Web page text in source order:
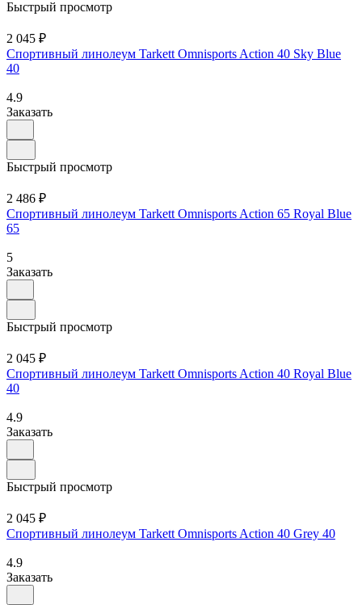
Быстрый просмотр
2 045 ₽
Спортивный линолеум Tarkett Omnisports Action 40 Sky Blue
40
4.9
Заказать
Быстрый просмотр
2 486 ₽
Спортивный линолеум Tarkett Omnisports Action 65 Royal Blue
65
5
Заказать
Быстрый просмотр
2 045 ₽
Спортивный линолеум Tarkett Omnisports Action 40 Royal Blue
40
4.9
Заказать
Быстрый просмотр
2 045 ₽
Спортивный линолеум Tarkett Omnisports Action 40 Grey 40
4.9
Заказать